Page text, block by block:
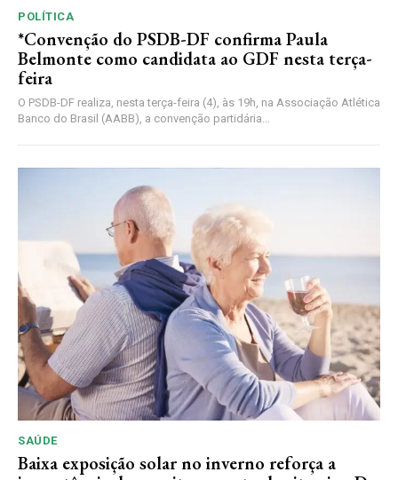
POLÍTICA
*Convenção do PSDB-DF confirma Paula
Belmonte como candidata ao GDF nesta terça-
feira
O PSDB-DF realiza, nesta terça-feira (4), às 19h, na Associação Atlética
Banco do Brasil (AABB), a convenção partidária...
SAÚDE
Baixa exposição solar no inverno reforça a